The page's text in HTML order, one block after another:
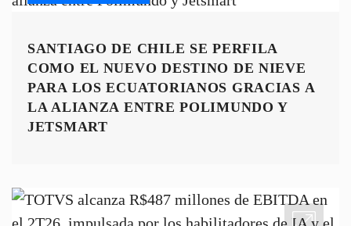
SANTIAGO DE CHILE SE PERFILA
COMO EL NUEVO DESTINO DE NIEVE
PARA LOS ECUATORIANOS GRACIAS A
LA ALIANZA ENTRE POLIMUNDO Y
JETSMART